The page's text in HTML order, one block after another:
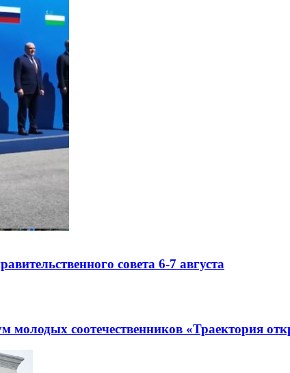
совета 6-7 августа
соотечественников «Траектория